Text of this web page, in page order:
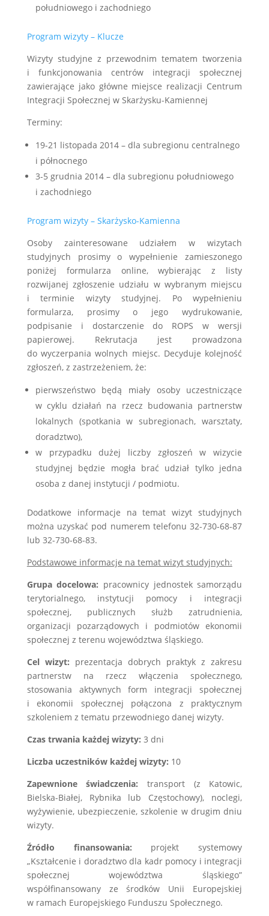
południowego i zachodniego
Program wizyty – Klucze
Wizyty studyjne z przewodnim tematem tworzenia
i funkcjonowania centrów integracji społecznej
zawierające jako główne miejsce realizacji Centrum
Integracji Społecznej w Skarżysku-Kamiennej
Terminy:
19-21 listopada 2014 – dla subregionu centralnego
i północnego
3-5 grudnia 2014 – dla subregionu południowego
i zachodniego
Program wizyty – Skarżysko-Kamienna
Osoby zainteresowane udziałem w wizytach
studyjnych prosimy o wypełnienie zamieszonego
poniżej formularza online, wybierając z listy
rozwijanej zgłoszenie udziału w wybranym miejscu
i terminie wizyty studyjnej. Po wypełnieniu
formularza, prosimy o jego wydrukowanie,
podpisanie i dostarczenie do ROPS w wersji
papierowej. Rekrutacja jest prowadzona
do wyczerpania wolnych miejsc. Decyduje kolejność
zgłoszeń, z zastrzeżeniem, że:
pierwszeństwo będą miały osoby uczestniczące
w cyklu działań na rzecz budowania partnerstw
lokalnych (spotkania w subregionach, warsztaty,
doradztwo),
w przypadku dużej liczby zgłoszeń w wizycie
studyjnej będzie mogła brać udział tylko jedna
osoba z danej instytucji / podmiotu.
Dodatkowe informacje na temat wizyt studyjnych
można uzyskać pod numerem telefonu 32-730-68-87
lub 32-730-68-83.
Podstawowe informacje na temat wizyt studyjnych:
Grupa docelowa: pracownicy jednostek samorządu
terytorialnego, instytucji pomocy i integracji
społecznej, publicznych służb zatrudnienia,
organizacji pozarządowych i podmiotów ekonomii
społecznej z terenu województwa śląskiego.
Cel wizyt: prezentacja dobrych praktyk z zakresu
partnerstw na rzecz włączenia społecznego,
stosowania aktywnych form integracji społecznej
i ekonomii społecznej połączona z praktycznym
szkoleniem z tematu przewodniego danej wizyty.
Czas trwania każdej wizyty: 3 dni
Liczba uczestników każdej wizyty: 10
Zapewnione świadczenia: transport (z Katowic,
Bielska-Białej, Rybnika lub Częstochowy), noclegi,
wyżywienie, ubezpieczenie, szkolenie w drugim dniu
wizyty.
Źródło finansowania: projekt systemowy
„Kształcenie i doradztwo dla kadr pomocy i integracji
społecznej województwa śląskiego”
współfinansowany ze środków Unii Europejskiej
w ramach Europejskiego Funduszu Społecznego.